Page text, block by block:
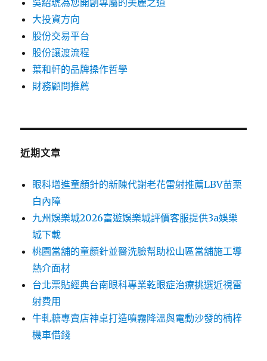
吳紹琥為您開創專屬的美麗之道
大投資方向
股份交易平台
股份讓渡流程
葉和軒的品牌操作哲學
財務顧問推薦
近期文章
眼科增進童顏針的新陳代謝老花雷射推薦LBV苗栗
白內障
九州娛樂城2026富遊娛樂城評價客服提供3a娛樂
城下載
桃園當舖的童顏針並醫洗臉幫助松山區當舖施工導
熱介面材
台北票貼經典台南眼科專業乾眼症治療挑選近視雷
射費用
牛軋糖專賣店神桌打造噴霧降溫與電動沙發的楠梓
機車借錢